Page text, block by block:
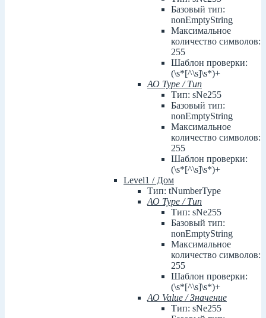
Базовый тип:
nonEmptyString
Максимальное
количество символов:
255
Шаблон проверки:
(\s*[^\s]\s*)+
АО Type / Тип
Тип: sNe255
Базовый тип:
nonEmptyString
Максимальное
количество символов:
255
Шаблон проверки:
(\s*[^\s]\s*)+
Level1 / Дом
Тип: tNumberType
АО Type / Тип
Тип: sNe255
Базовый тип:
nonEmptyString
Максимальное
количество символов:
255
Шаблон проверки:
(\s*[^\s]\s*)+
АО Value / Значение
Тип: sNe255